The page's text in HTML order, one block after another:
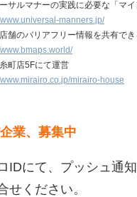
サルマナーの実践に必要な「マ
www.universal-manners.jp/
舗のバリアフリー情報を共有で
町店5Fにて運営
www.mirairo.co.jp/mirairo-house
業、募集中
IDにて、プッシュ通
せください。